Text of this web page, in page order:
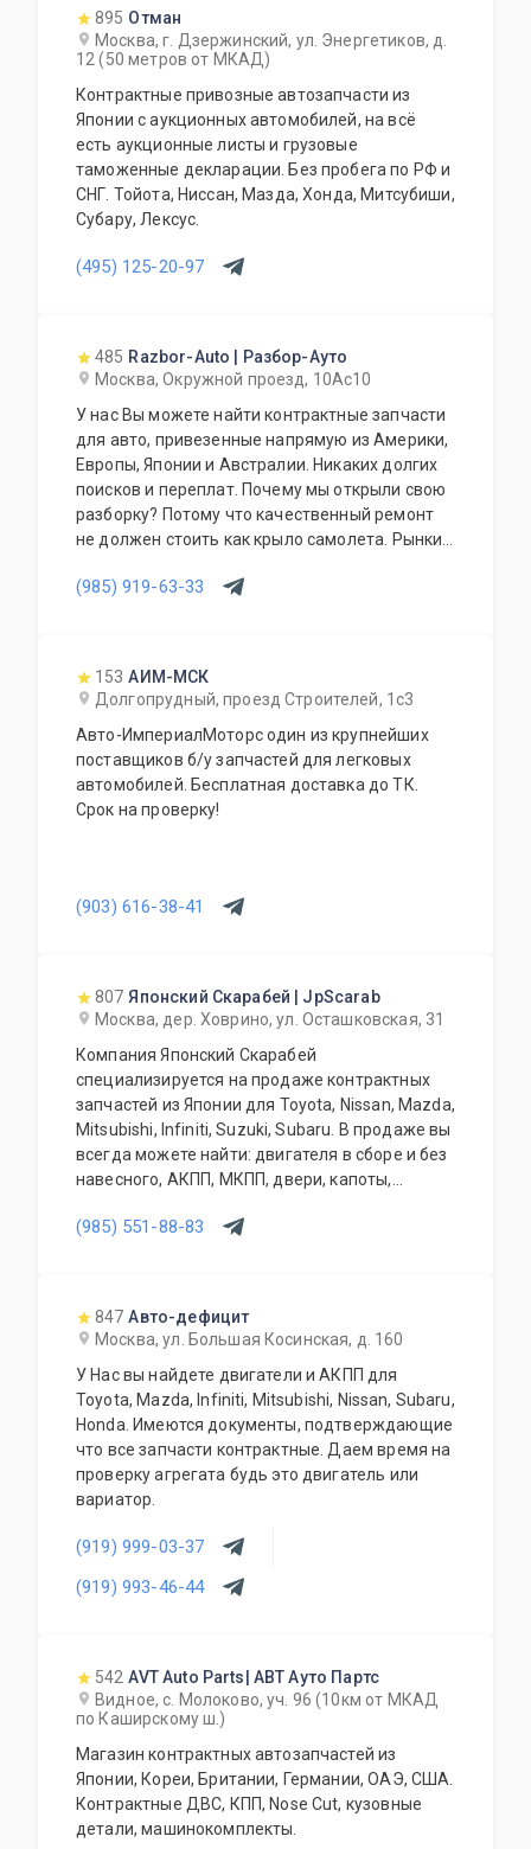
895 Отман
Москва, г. Дзержинский, ул. Энергетиков, д.
12 (50 метров от МКАД)
Контрактные привозные автозапчасти из
Японии с аукционных автомобилей, на всё
есть аукционные листы и грузовые
таможенные декларации. Без пробега по РФ и
СНГ. Тойота, Ниссан, Мазда, Хонда, Митсубиши,
Субару, Лексус.
(495) 125-20-97
485 Razbor-Auto | Разбор-Ауто
Москва, Окружной проезд, 10Ас10
У нас Вы можете найти контрактные запчасти
для авто, привезенные напрямую из Америки,
Европы, Японии и Австралии. Никаких долгих
поисков и переплат. Почему мы открыли свою
разборку? Потому что качественный ремонт
не должен стоить как крыло самолета. Рынки
отличных доноров с живыми узлами. Мы
(985) 919-63-33
153 АИМ-МСК
Долгопрудный, проезд Строителей, 1с3
Авто-ИмпериалМоторс один из крупнейших
поставщиков б/у запчастей для легковых
автомобилей. Бесплатная доставка до ТК.
Срок на проверку!
(903) 616-38-41
807 Японский Скарабей | JpScarab
Москва, дер. Ховрино, ул. Осташковская, 31
Компания Японский Скарабей
специализируется на продаже контрактных
запчастей из Японии для Toyota, Nissan, Mazda,
Mitsubishi, Infiniti, Suzuki, Subaru. В продаже вы
всегда можете найти: двигателя в сборе и без
навесного, АКПП, МКПП, двери, капоты,
двери, фары, фонари, телевизоры, радиаторы,
осуществляем доставку по Москве и
Московской области, транспортной компанией
по России и доставку до транспортной
компании.
(985) 551-88-83
847 Авто-дефицит
Москва, ул. Большая Косинская, д. 160
У Нас вы найдете двигатели и АКПП для
Toyota, Mazda, Infiniti, Mitsubishi, Nissan, Subaru,
Honda. Имеются документы, подтверждающие
что все запчасти контрактные. Даем время на
проверку агрегата будь это двигатель или
вариатор.
(919) 999-03-37
(919) 993-46-44
542 AVT Auto Parts| АВТ Ауто Партс
Видное, с. Молоково, уч. 96 (10км от МКАД
по Каширскому ш.)
Магазин контрактных автозапчастей из
Японии, Кореи, Британии, Германии, ОАЭ, США.
Контрактные ДВС, КПП, Nose Cut, кузовные
детали, машинокомплекты.